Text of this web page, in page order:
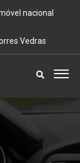
nacional
Vedras